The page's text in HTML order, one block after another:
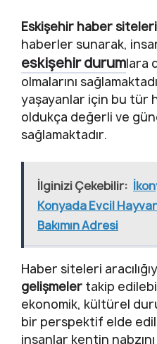
Eskişehir haber siteleri
haberler sunarak,
eskişehir durumlara
olmalarını
yaşayanlar için bu tür
oldukça değerli ve
sağlamaktadır.
İlginizi Çekebilir:
Konyada Evcil
Bakımın Adresi
Haber siteleri
gelişmeler takip
ekonomik, kültürel
bir perspektif elde
insanlar kentin